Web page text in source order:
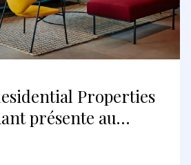
Properties
présente au